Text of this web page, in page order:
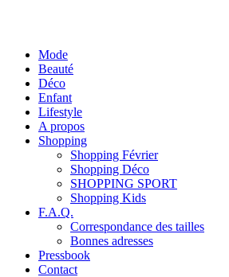
Mode
Beauté
Déco
Enfant
Lifestyle
A propos
Shopping
Shopping Février
Shopping Déco
SHOPPING SPORT
Shopping Kids
F.A.Q.
Correspondance des tailles
Bonnes adresses
Pressbook
Contact